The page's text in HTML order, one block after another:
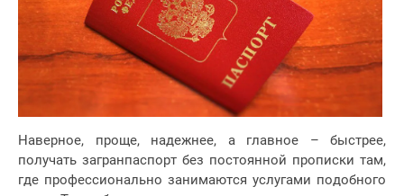
Наверное, проще, надежнее, а главное – быстрее,
получать загранпаспорт без постоянной прописки там,
где профессионально занимаются услугами подобного